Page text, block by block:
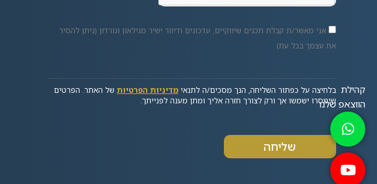
אני מאשר/ת קבלת תכנים שיווקיים, עדכונים ודיוור ישיר מגילאון וגורדון (ניתן להסיר
את עצמך בכל עת)
בלחיצה על כפתור השליחה, הנך מסכים/ה לתנאי מדיניות הפרטיות של האתר. הפרטים
שימסרו ישמשו אך ורק לצורך חזרה אליך ומתן מענה לפנייתך.
שליחה
Alternative: